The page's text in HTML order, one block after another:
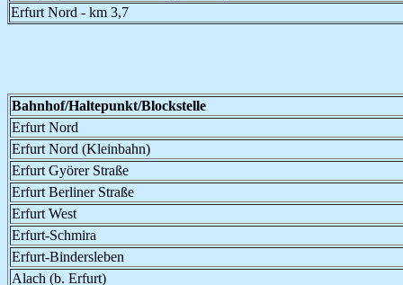
Erfurt Nord - km 3,7
Bahnhof/Haltepunkt/Blockstelle
Erfurt Nord
Erfurt Nord (Kleinbahn)
Erfurt Györer Straße
Erfurt Berliner Straße
Erfurt West
Erfurt-Schmira
Erfurt-Bindersleben
Alach (b. Erfurt)